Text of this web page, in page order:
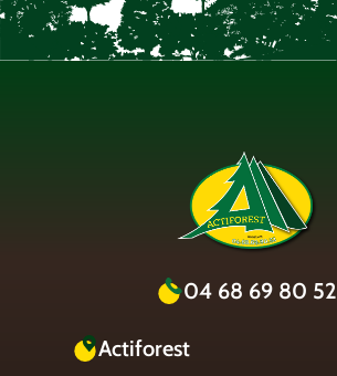
Actiforest
04 68 69 80 52